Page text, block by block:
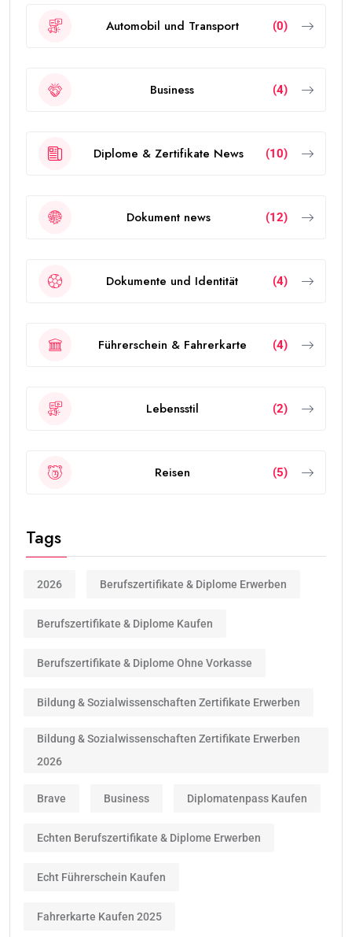
Automobil und Transport (0)
Business (4)
Diplome & Zertifikate News (10)
Dokument news (12)
Dokumente und Identität (4)
Führerschein & Fahrerkarte (4)
Lebensstil (2)
Reisen (5)
Tags
2026 Berufszertifikate & Diplome Erwerben
Berufszertifikate & Diplome Kaufen
Berufszertifikate & Diplome Ohne Vorkasse
Bildung & Sozialwissenschaften Zertifikate Erwerben
Bildung & Sozialwissenschaften Zertifikate Erwerben
2026
Brave Business Diplomatenpass Kaufen
Echten Berufszertifikate & Diplome Erwerben
Echt Führerschein Kaufen
Fahrerkarte Kaufen 2025